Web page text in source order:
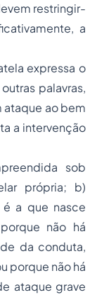
restringir-
a
expressa o
palavras,
ataque ao bem
a intervenção
sob
própria; b)
é a que nasce
não há
da conduta,
porque não há
ataque grave